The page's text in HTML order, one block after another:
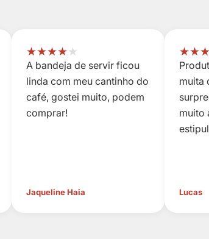
★★★★★
A bandeja de servir ficou
linda com meu cantinho do
café, gostei muito, podem
comprar!
Jaqueline Haia
★★★
muita
muito
Lucas